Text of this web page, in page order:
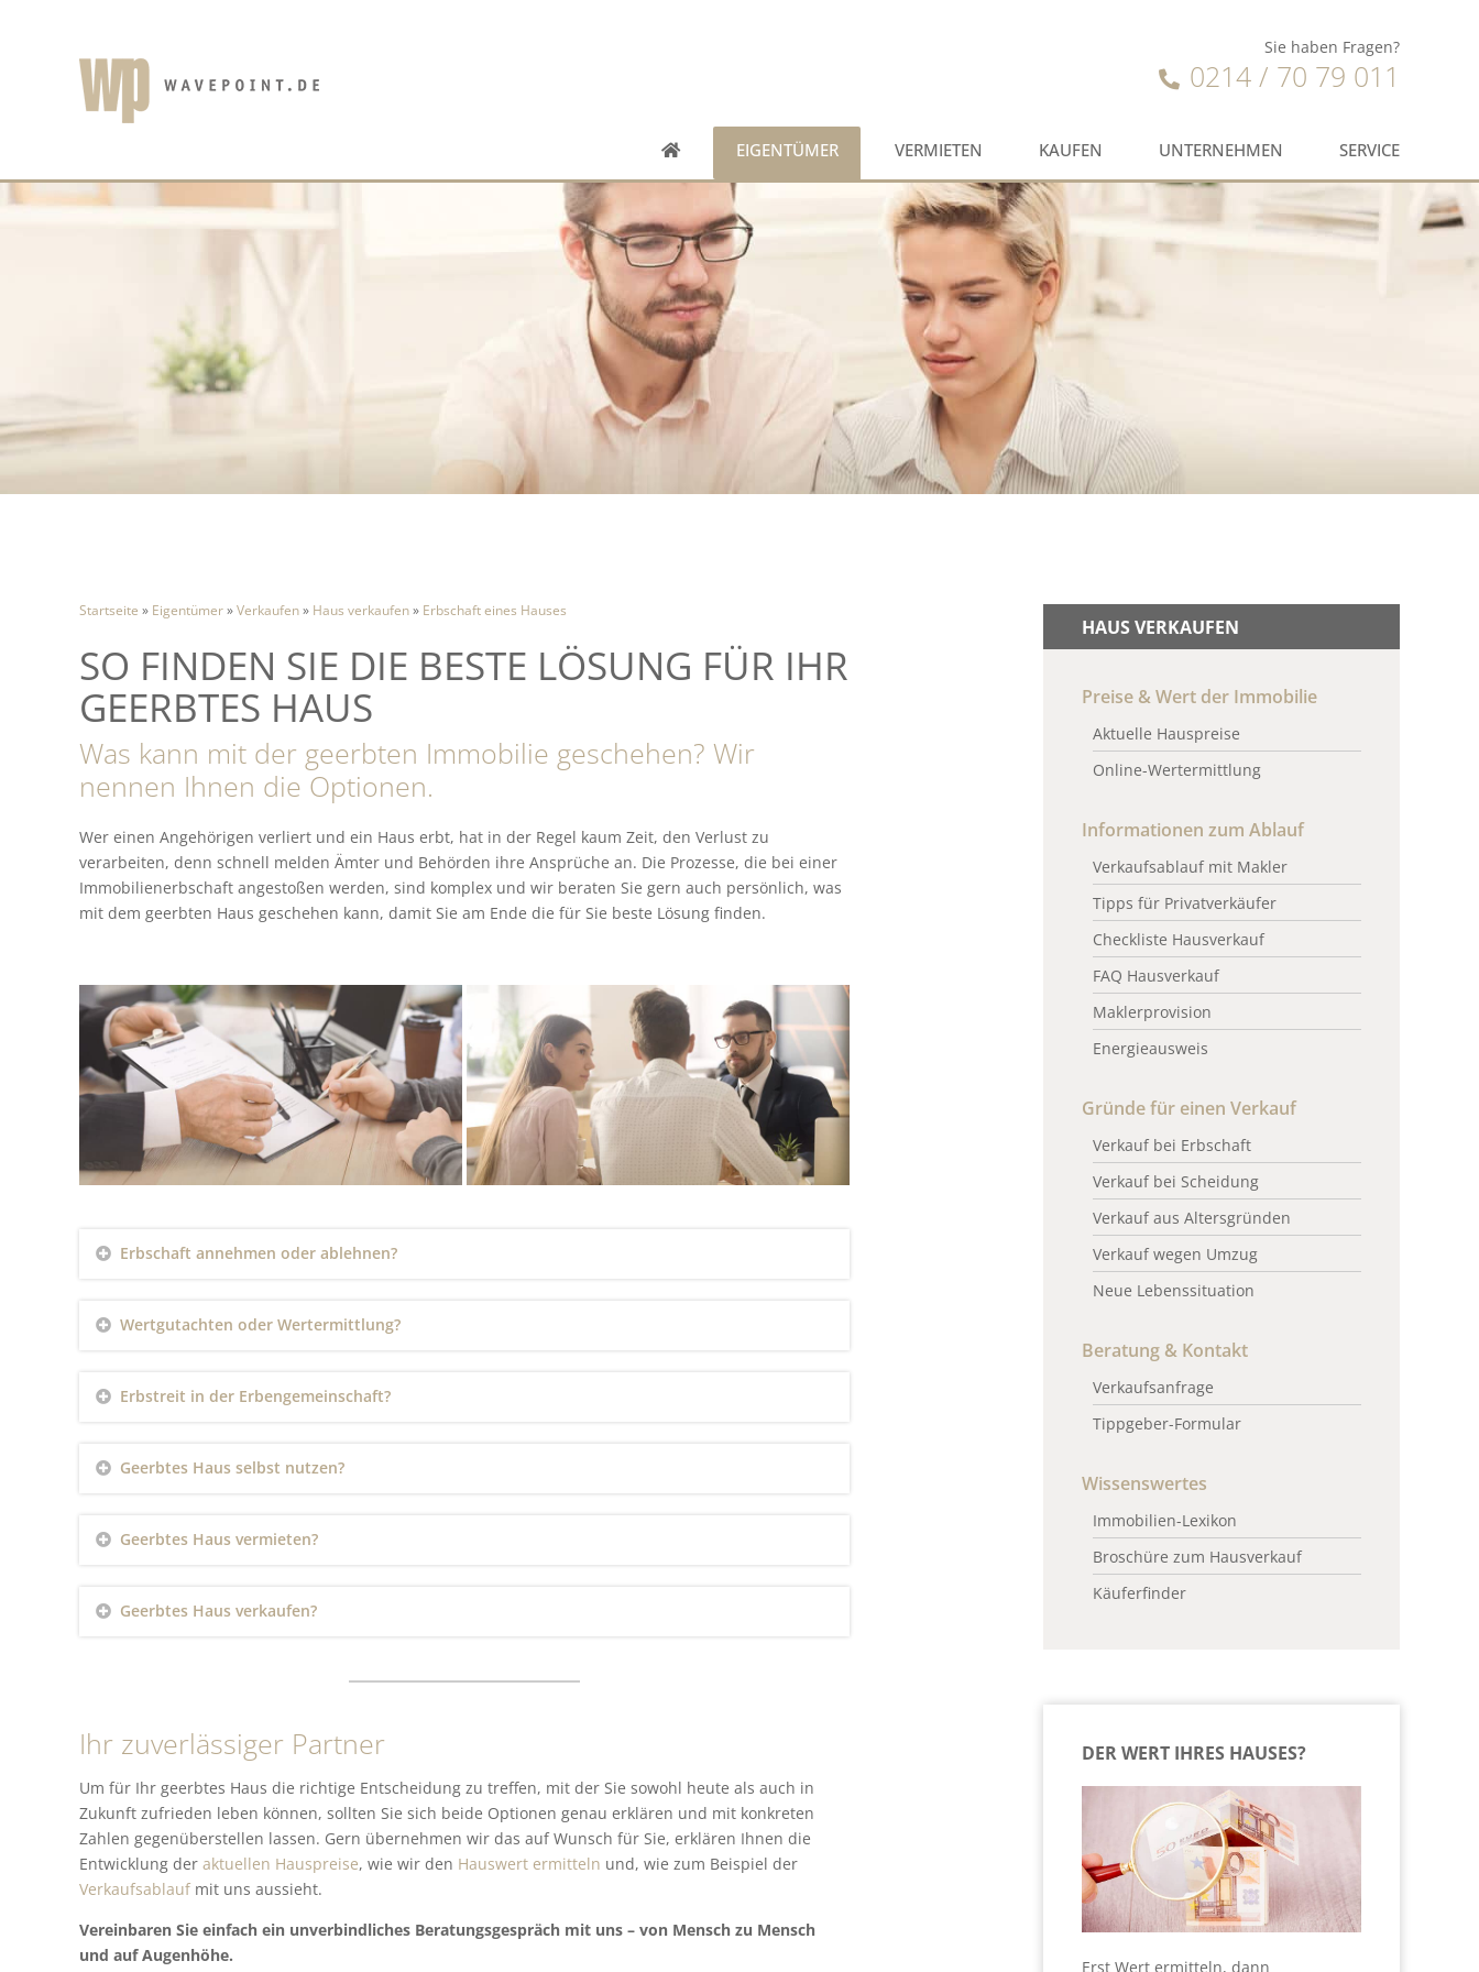
Sie haben Fragen?
0214 / 70 79 011
EIGENTÜMER VERMIETEN
Wohnung vermieten
Haus vermieten
Grundstück verpachten
Vermietungsservice
KAUFEN UNTERNEHMEN SERVICE
Startseite » Eigentümer»Verkaufen» Haus verkaufen» Erbschaft eines Hauses
SO FINDEN SIE DIE BESTE LÖSUNG FÜR IHR
GEERBTES HAUS
Was kann mit der geerbten Immobilie geschehen? Wir
nennen Ihnen die Optionen.
Wer einen Angehörigen verliert und ein Haus erbt, hat in der Regel kaum Zeit, den Verlust zu
verarbeiten, denn schnell melden Ämter und Behörden ihre Ansprüche an. Die Prozesse, die bei einer
Immobilienerbschaft angestoßen werden, sind komplex und wir beraten Sie gern auch persönlich, was
mit dem geerbten Haus geschehen kann, damit Sie am Ende die für Sie beste Lösung finden.
Erbschaft annehmen oder ablehnen?
Wertgutachten oder Wertermittlung?
Erbstreit in der Erbengemeinschaft?
Geerbtes Haus selbst nutzen?
Geerbtes Haus vermieten?
Geerbtes Haus verkaufen?
Ihr zuverlässiger Partner
Um für Ihr geerbtes Haus die richtige Entscheidung zu treffen, mit der Sie sowohl heute als auch in
Zukunft zufrieden leben können, sollten Sie sich beide Optionen genau erklären und mit konkreten
Zahlen gegenüberstellen lassen. Gern übernehmen wir das auf Wunsch für Sie, erklären Ihnen die
Entwicklung der aktuellen Hauspreise, wie wir den Hauswert ermitteln und, wie zum Beispiel der
Verkaufsablauf mit uns aussieht.
Vereinbaren Sie einfach ein unverbindliches Beratungsgespräch mit uns – von Mensch zu Mensch
und auf Augenhöhe.
HAUS VERKAUFEN
Preise & Wert der Immobilie
Aktuelle Hauspreise
Online-Wertermittlung
Informationen zum Ablauf
Verkaufsablauf mit Makler
Tipps für Privatverkäufer
Checkliste Hausverkauf
FAQ Hausverkauf
Maklerprovision
Energieausweis
Gründe für einen Verkauf
Verkauf bei Erbschaft
Verkauf bei Scheidung
Verkauf aus Altersgründen
Verkauf wegen Umzug
Neue Lebenssituation
Beratung & Kontakt
Verkaufsanfrage
Tippgeber-Formular
Wissenswertes
Immobilien-Lexikon
Broschüre zum Hausverkauf
Käuferfinder
DER WERT IHRES HAUSES?
Erst Wert ermitteln, dann